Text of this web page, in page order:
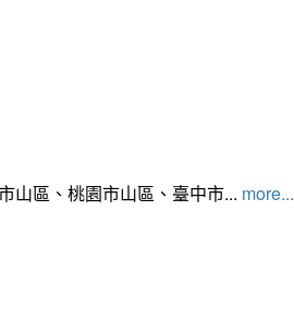
山區、桃園市山區、臺中市... more...